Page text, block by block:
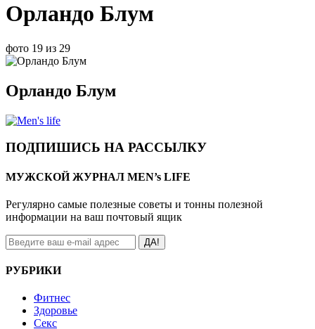
Орландо Блум
фото 19 из 29
Орландо Блум
ПОДПИШИСЬ НА РАССЫЛКУ
МУЖСКОЙ ЖУРНАЛ MEN’s LIFE
Регулярно самые полезные советы и тонны полезной
информации на ваш почтовый ящик
ДА!
РУБРИКИ
Фитнес
Здоровье
Секс